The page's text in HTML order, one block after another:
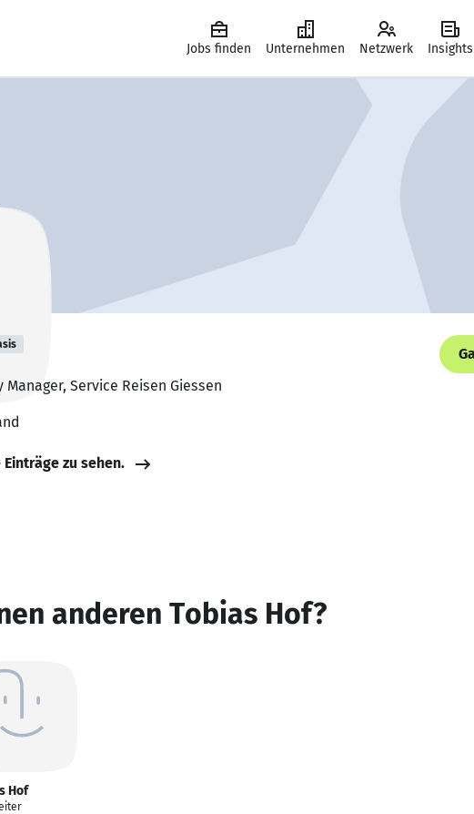
Jobs finden Unternehmen Netzwerk Insights
Service Reisen Giessen
zu sehen.
anderen Tobias Hof?
Hof